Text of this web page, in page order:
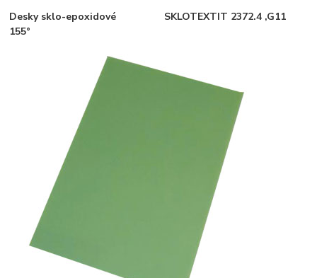
Desky sklo-epoxidové SKLOTEXTIT 2372.4 ,G11
155°